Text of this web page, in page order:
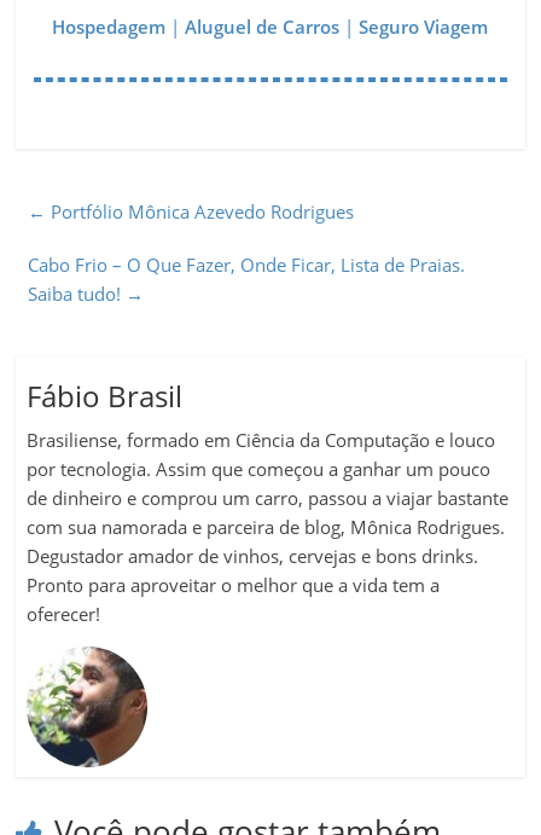
Hospedagem |Aluguel de Carros |Seguro Viagem
← Portfólio Mônica Azevedo Rodrigues
Cabo Frio – O Que Fazer, Onde Ficar, Lista de Praias.
Saiba tudo! →
Fábio Brasil
Brasiliense, formado em Ciência da Computação e louco
por tecnologia. Assim que começou a ganhar um pouco
de dinheiro e comprou um carro, passou a viajar bastante
com sua namorada e parceira de blog, Mônica Rodrigues.
Degustador amador de vinhos, cervejas e bons drinks.
Pronto para aproveitar o melhor que a vida tem a
oferecer!